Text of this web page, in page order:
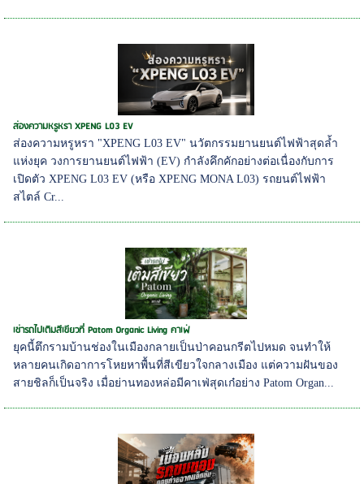
ส่องความหรูหรา XPENG L03 EV
ส่องความหรูหรา "XPENG L03 EV" นวัตกรรมยานยนต์ไฟฟ้าสุดล้ำ
แห่งยุค วงการยานยนต์ไฟฟ้า (EV) กำลังคึกคักอย่างต่อเนื่องกับการ
เปิดตัว XPENG L03 EV (หรือ XPENG MONA L03) รถยนต์ไฟฟ้า
สไตล์ Cr...
เช่ารถไปเติมสีเขียวที่ Patom Organic Living คาเฟ่
ยุคนี้ตึกรามบ้านช่องในเมืองกลายเป็นป่าคอนกรีตไปหมด จนทำให้
หลายคนเกิดอาการโหยหาพื้นที่สีเขียวใจกลางเมือง แต่ความฝันของ
สายชิลก็เป็นจริง เมื่อย่านทองหล่อมีคาเฟ่สุดเก๋อย่าง Patom Organ...